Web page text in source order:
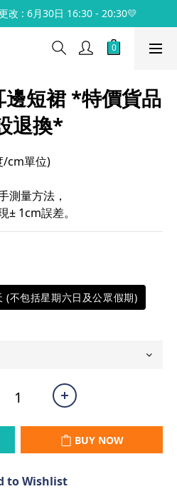
: 6月30日 16:30 - 20:30💛
邊短裙 *特價貨品
退換*
/cm單位)
測量方法，
± 1cm誤差。
不包括星期六日及公眾假期)
BUY NOW
to Wishlist